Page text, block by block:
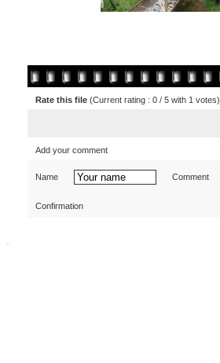
Rate this file (Current rating : 0 / 5 with 1 votes)
Add your comment
Name Comment
Confirmation